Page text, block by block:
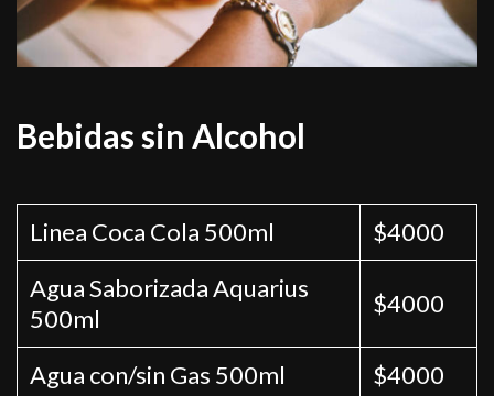
Bebidas sin Alcohol
Linea Coca Cola 500ml
$4000
Agua Saborizada Aquarius
500ml
$4000
Agua con/sin Gas 500ml
$4000